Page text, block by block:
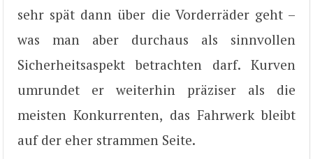
sehr spät dann über die Vorderräder geht –
was man aber durchaus als sinnvollen
Sicherheitsaspekt betrachten darf. Kurven
umrundet er weiterhin präziser als die
meisten Konkurrenten, das Fahrwerk bleibt
auf der eher strammen Seite.